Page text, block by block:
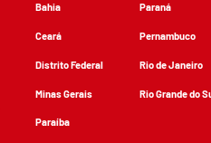
Bahia
Ceará
Distrito Federal
Minas Gerais
Paraíba
Paraná
Pernambuco
Rio de Janeiro
Rio Grande do